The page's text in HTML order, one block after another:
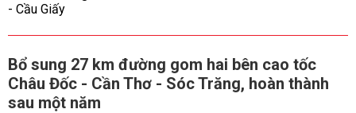
Bổ sung 27 km đường gom hai bên cao tốc
Châu Đốc - Cần Thơ - Sóc Trăng, hoàn thành
sau một năm